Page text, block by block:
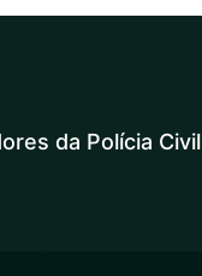
da Polícia